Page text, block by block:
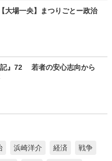
大場一央】まつりごとー政治
記』72 若者の安心志向から
浜崎洋介 経済 戦争